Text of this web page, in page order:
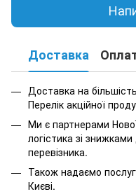
Доставка
Доставка на
Перелік акційної
Ми є партнерами
логістика зі
перевізника.
Також надаємо
Києві.